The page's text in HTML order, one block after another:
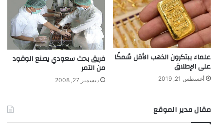
علماء يبتكرون الذهب الأقل سُمكًا
على الإطلاق
أغسطس 21, 2019
فريق بحث سعودي يصنع الوقود
من التمر
ديسمبر 27, 2008
مقال مدير الموقع